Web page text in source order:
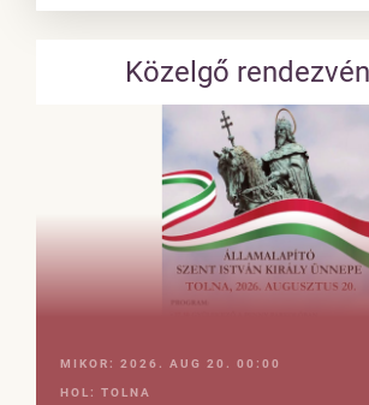
Közelgő
MIKOR: 2026. AUG 20. 00:00
HOL: TOLNA